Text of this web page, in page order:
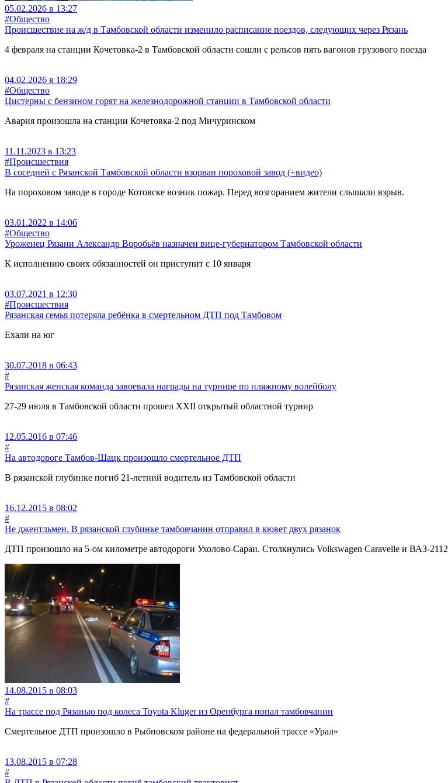
05.02.2026 в 13:27
#Общество
Происшествие на ж/д в Тамбовской области изменило расписание поездов, следующих через Рязань
4 февраля на станции Кочетовка-2 в Тамбовской области сошли с рельсов пять вагонов грузового поезда
04.02.2026 в 18:29
#Общество
Цистерны с бензином горят на железнодорожной станции в Тамбовской области
Авария произошла на станции Кочетовка-2 под Мичуринском
11.11.2023 в 13:23
#Происшествия
В соседней с Рязанской Тамбовской области взорван пороховой завод (+видео)
На пороховом заводе в городе Котовске возник пожар. Перед возгоранием жители слышали взрыв.
03.01.2022 в 14:06
#Общество
Уроженец Рязани Александр Воробьёв назначен вице-губернатором Тамбовской области
К исполнению своих обязанностей он приступит с 10 января
03.07.2021 в 12:30
#Происшествия
Рязанская семья потеряла ребёнка в смертельном ДТП под Тамбовом
Ехали на юг
30.07.2018 в 06:43
#
Рязанская женская команда завоевала награды на турнире по пляжному волейболу
27-29 июля в Тамбовской области прошел XXII открытый областной турнир
12.05.2016 в 07:46
#
На автодороге Тамбов-Шацк произошло смертельное ДТП
В рязанской глубинке погиб 21-летний водитель из Тамбовской области
16.12.2015 в 08:02
#
Не джентльмен. В рязанской глубинке тамбовчанин отправил в кювет двух рязанок
ДТП произошло на 5-ом километре автодороги Ухолово-Сараи. Столкнулись Volkswagen Caravelle и ВАЗ-2112
14.08.2015 в 08:03
#
На трассе под Рязанью под колеса Toyota Kluger из Оренбурга попал тамбовчанин
Смертельное ДТП произошло в Рыбновском районе на федеральной трассе «Урал»
13.08.2015 в 07:28
#